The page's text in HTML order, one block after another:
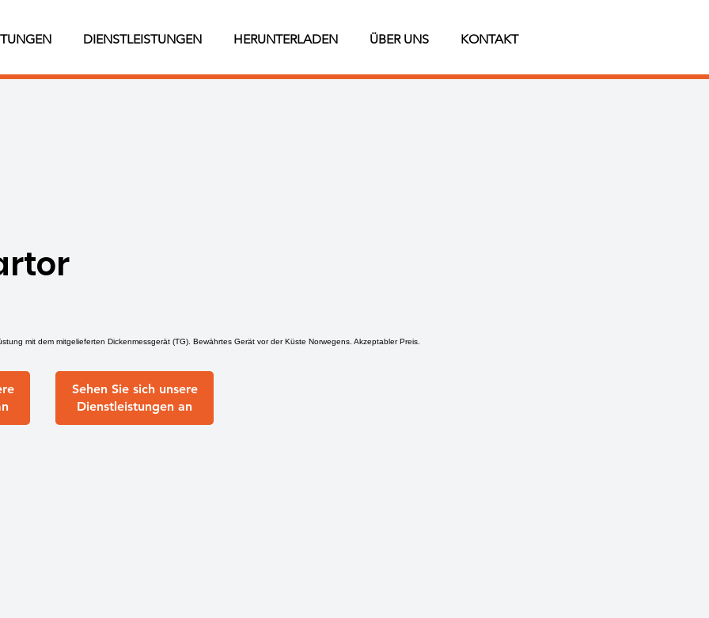
DIENSTLEISTUNGEN HERUNTERLADEN ÜBER UNS KONTAKT
mit dem mitgelieferten Dickenmessgerät (TG). Bewährtes Gerät vor der Küste Norwegens. Akzeptabler Preis.
Sehen Sie sich unsere
Dienstleistungen an